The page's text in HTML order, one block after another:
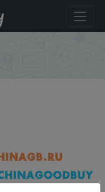
Global Version 5.5 " 4G
MT6797